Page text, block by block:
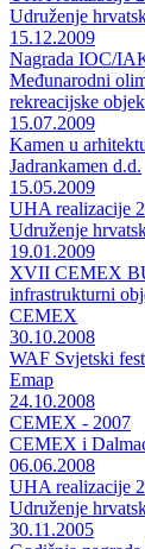
Udruženje
15.12.2009
Nagrada IOC/
Međunarodni
rekreacijske
15.07.2009
Kamen u
Jadrankamen d.d.
15.05.2009
UHA realizacije
Udruženje
19.01.2009
XVII CEMEX
infrastrukturni
CEMEX
30.10.2008
WAF Svjetski
Emap
24.10.2008
CEMEX - 2007
CEMEX i
06.06.2008
UHA realizacije
Udruženje
30.11.2005